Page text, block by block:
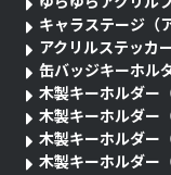
キャラステージ（
アクリルステッカ
缶バッジキーホル
木製キーホルダー
木製キーホルダー
木製キーホルダー
木製キーホルダー